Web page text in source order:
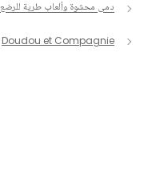
دمى محشوة وألعاب طرية للرضع
Doudou et Compagnie